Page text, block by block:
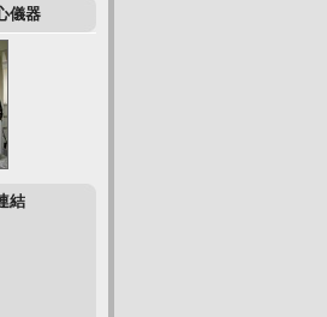
儀器
結